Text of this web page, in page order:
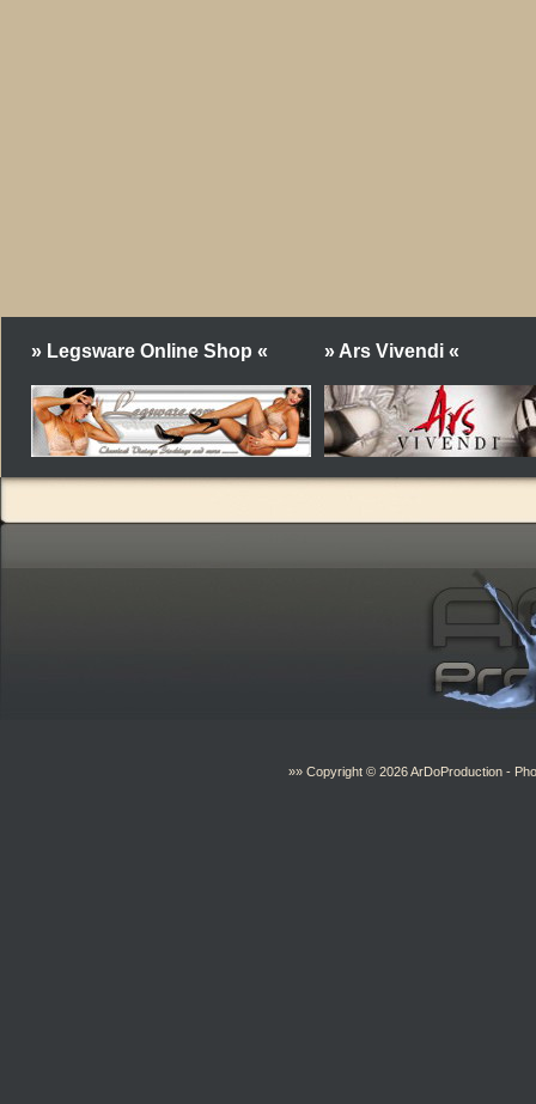
» Legsware Online Shop « » Ars Vivendi «
»» Copyright © 2026ArDoProduction -